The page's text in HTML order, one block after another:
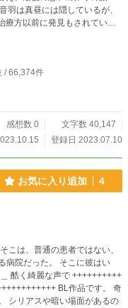
羽は真昼には隠しているが、
療方以前に発見もされていな
治療方も、一切ない病気を前
終わりが見えて来た。 そん
い出会いと別れを経験する。
進み始める。 音羽は自分の
しな言動、行動に勘付き始
、自分の事に勘づいてると
命を受け。 そんな彼らの旅に
/ 66,374件
感想数 0
文字数 40,147
登録日 2023.07.10
お気に入り追加 4
こは、普通の患者ではない、
。 そこに彼はい
BL作品です。 奇
シリアスや暗い場面があるの